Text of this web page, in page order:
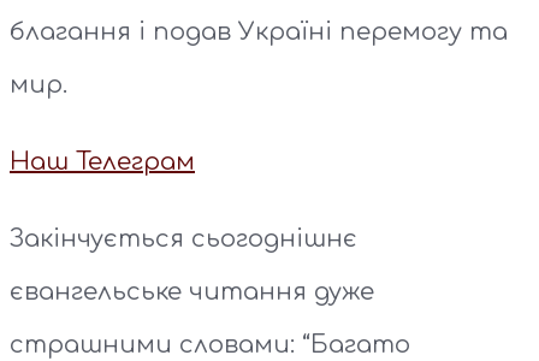
благання і подав Україні перемогу та
мир.
Наш Телеграм
Закінчується сьогоднішнє
євангельське читання дуже
страшними словами: “Багато